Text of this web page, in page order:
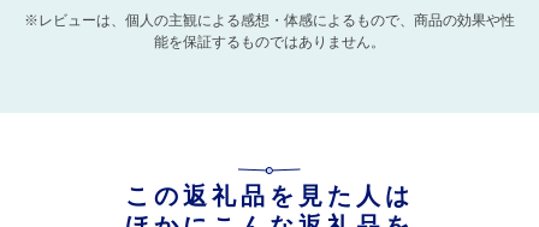
※レビューは、個人の主観による感想・体感によるもので、商品の効果や性
能を保証するものではありません。
この返礼品を見た人は